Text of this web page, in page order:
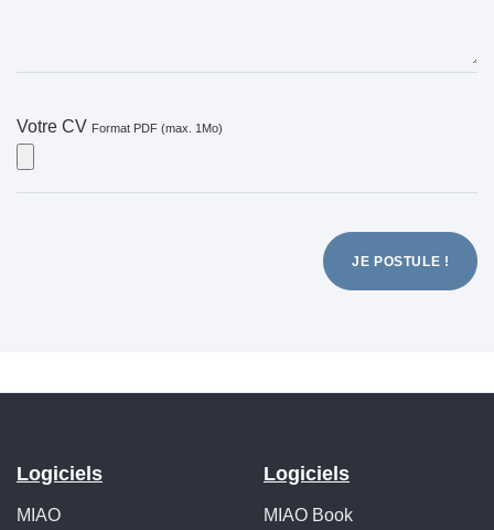
Votre CV Format PDF (max. 1Mo)
JE POSTULE !
Logiciels
MIAO
Logiciels
MIAO Book